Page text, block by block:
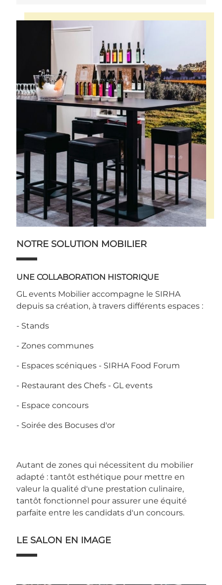
NOTRE SOLUTION MOBILIER
UNE COLLABORATION HISTORIQUE
GL events Mobilier accompagne le SIRHA
depuis sa création, à travers différents espaces :
- Stands
- Zones communes
- Espaces scéniques - SIRHA Food Forum
- Restaurant des Chefs - GL events
- Espace concours
- Soirée des Bocuses d'or
Autant de zones qui nécessitent du mobilier
adapté : tantôt esthétique pour mettre en
valeur la qualité d'une prestation culinaire,
tantôt fonctionnel pour assurer une équité
parfaite entre les candidats d'un concours.
LE SALON EN IMAGE